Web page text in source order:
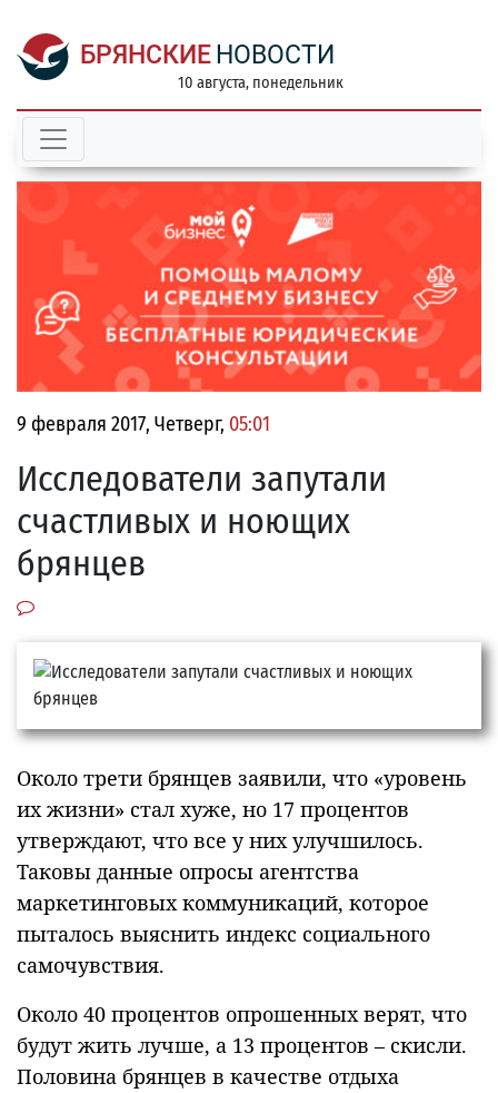
БРЯНСКИЕ НОВОСТИ
10 августа, понедельник
9 февраля 2017, Четверг, 05:01
Исследователи запутали
счастливых и ноющих
брянцев
Около трети брянцев заявили, что «уровень
их жизни» стал хуже, но 17 процентов
утверждают, что все у них улучшилось.
Таковы данные опросы агентства
маркетинговых коммуникаций, которое
пыталось выяснить индекс социального
самочувствия.
Около 40 процентов опрошенных верят, что
будут жить лучше, а 13 процентов – скисли.
Половина брянцев в качестве отдыха